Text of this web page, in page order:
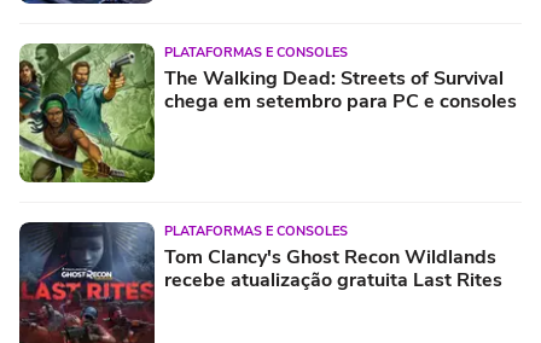
PLATAFORMAS E CONSOLES
The Walking Dead: Streets of Survival
chega em setembro para PC e consoles
PLATAFORMAS E CONSOLES
Tom Clancy's Ghost Recon Wildlands
recebe atualização gratuita Last Rites